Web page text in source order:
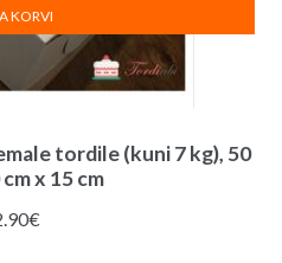
tordile (kuni 7 kg), 50
x 15 cm
€
KORVI